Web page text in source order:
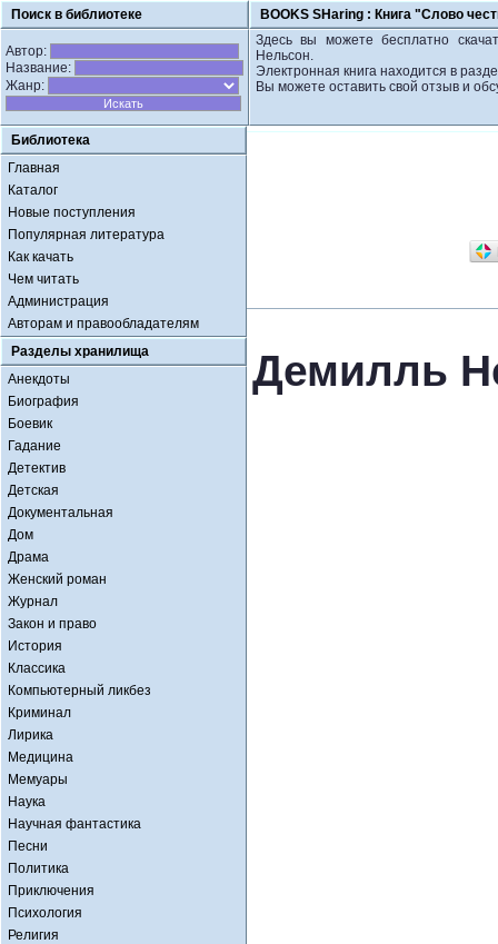
Поиск в библиотеке BOOKS SHaring : Книга "Слово
Автор:
Название:
Жанр:
Здесь вы можете бесплатно
Нельсон.
Электронная книга находится в
Вы можете оставить свой отзыв и
Библиотека
Главная
Каталог
Новые поступления
Популярная литература
Как качать
Чем читать
Администрация
Авторам и правообладателям
Разделы хранилища
Анекдоты
Биография
Боевик
Гадание
Детектив
Детская
Документальная
Дом
Драма
Женский роман
Журнал
Закон и право
История
Классика
Компьютерный ликбез
Криминал
Лирика
Медицина
Мемуары
Наука
Научная фантастика
Песни
Политика
Приключения
Психология
Религия
Демилль